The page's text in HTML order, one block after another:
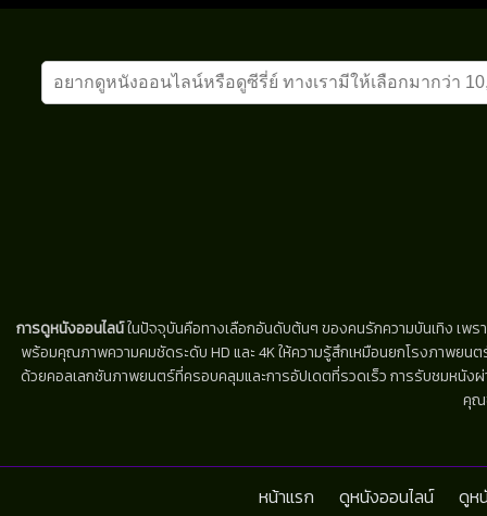
การดูหนังออนไลน์ในปัจจุบันคือทางเลือกอันดับต้นๆ ของคนรักความบันเทิง เพร
พร้อมคุณภาพความคมชัดระดับ HD และ 4K ให้ความรู้สึกเหมือนยกโรงภาพยน
ด้วยคอลเลกชันภาพยนตร์ที่ครอบคลุมและการอัปเดตที่รวดเร็ว การรับชมหนัง
คุณ
หน้าแรก ดูหนังออนไลน์ ดูห